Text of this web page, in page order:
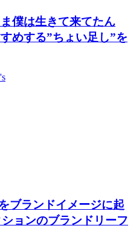
僕は生きて来てたん
めする”ちょい足し”を
ブランドイメージに起
ョンのブランドリーフ